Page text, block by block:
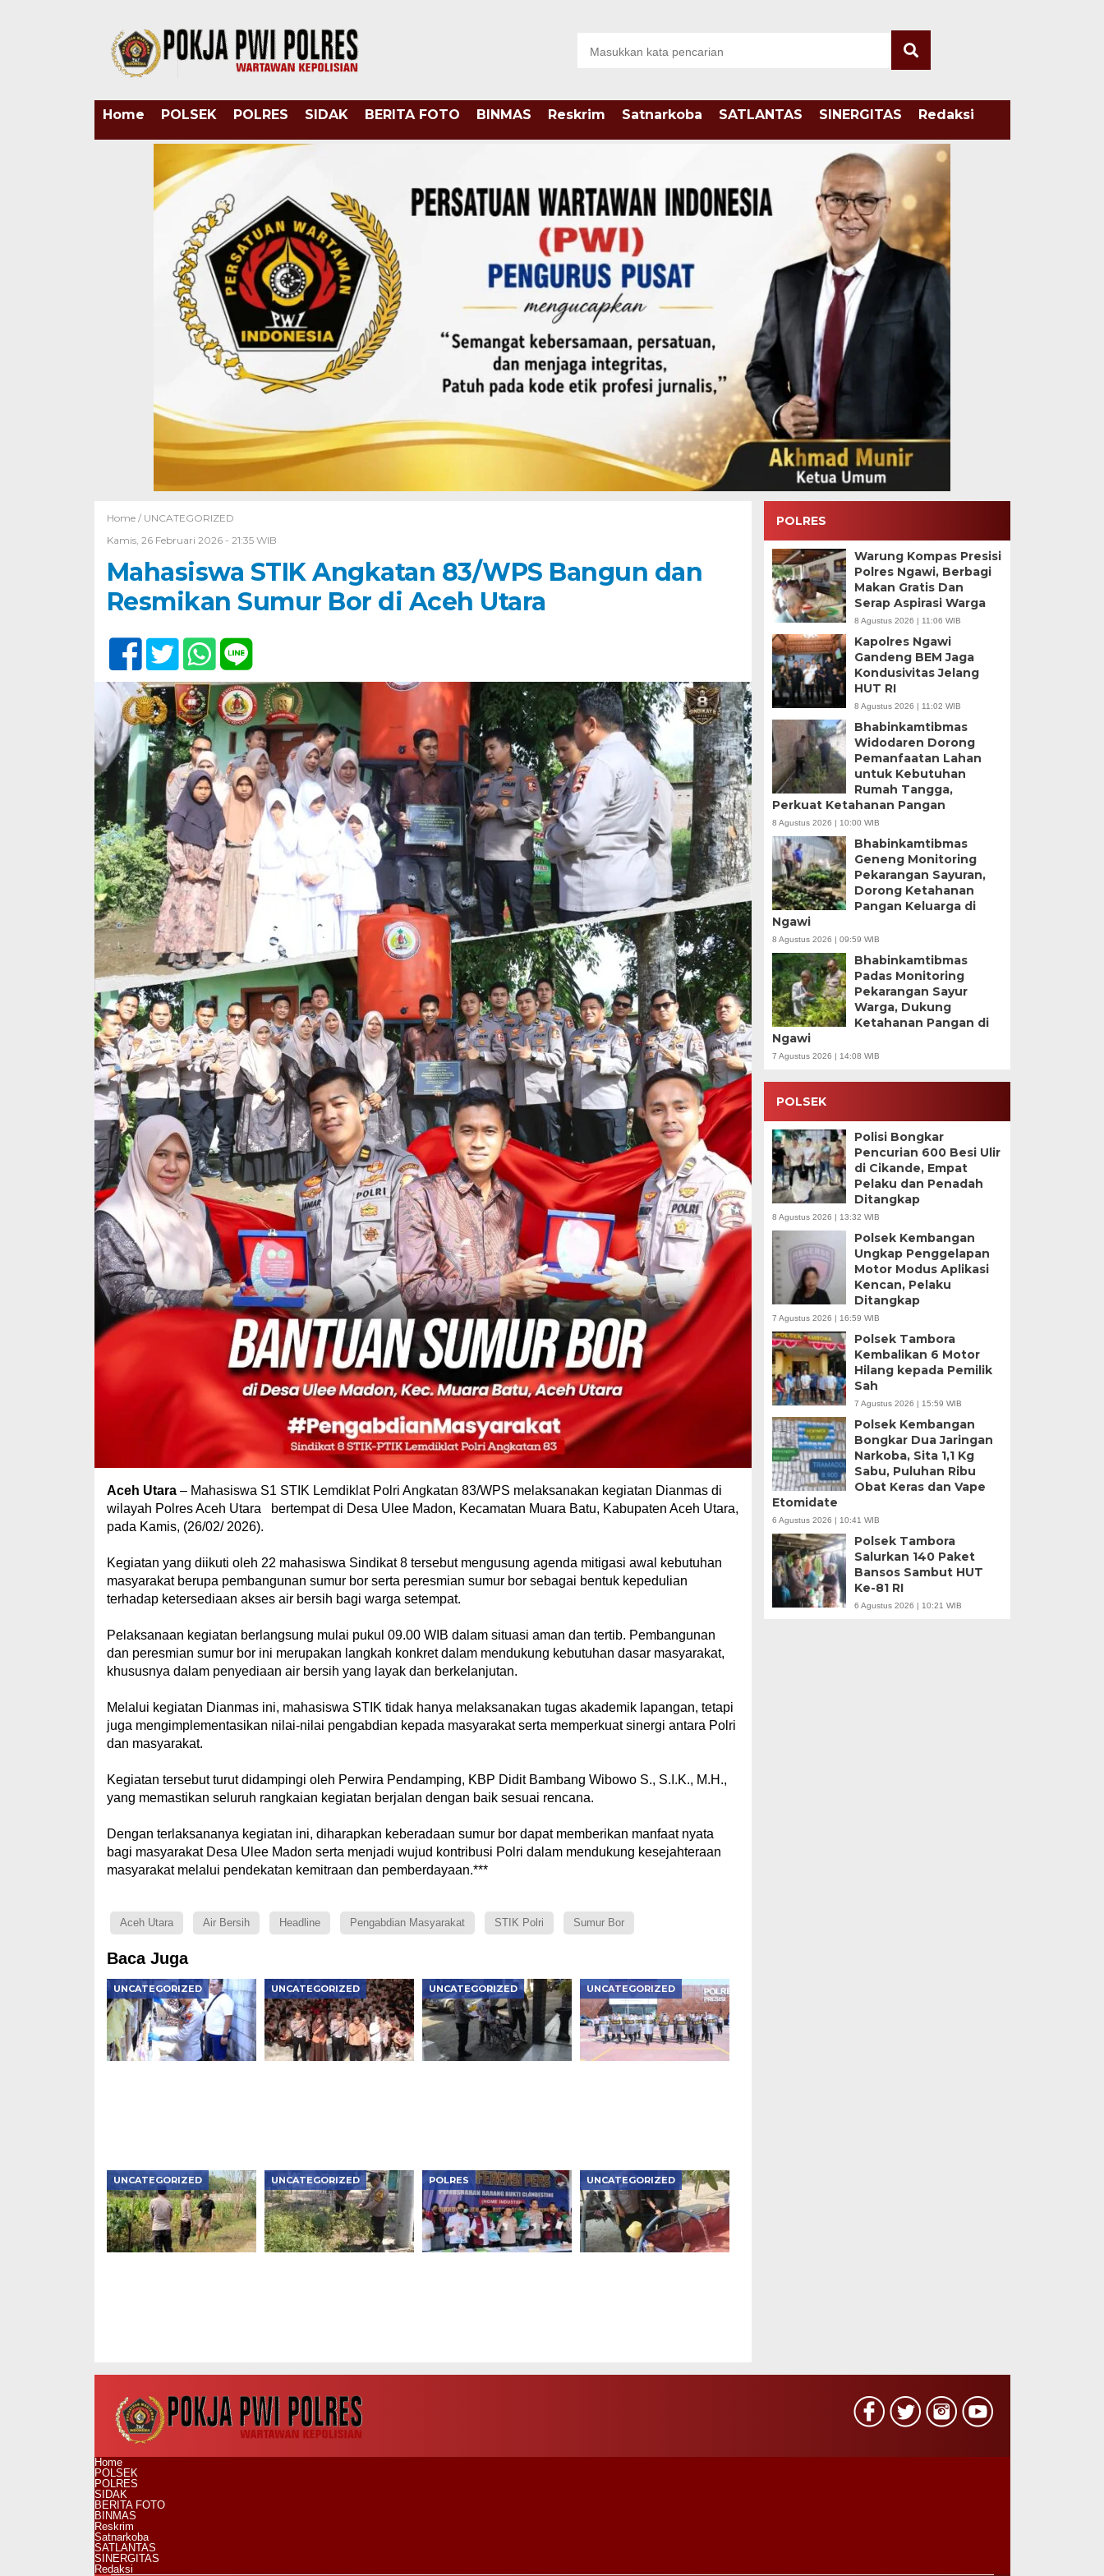
Home POLSEK POLRES SIDAK BERITA FOTO BINMAS Reskrim Satnarkoba SATLANTAS SINERGITAS Redaksi
Home / UNCATEGORIZED
Kamis, 26 Februari 2026 - 21:35 WIB
Mahasiswa STIK Angkatan 83/WPS Bangun dan
Resmikan Sumur Bor di Aceh Utara
Aceh Utara– Mahasiswa S1 STIK Lemdiklat Polri Angkatan 83/WPS melaksanakan kegiatan Dianmas di
wilayah Polres Aceh Utara bertempat di Desa Ulee Madon, Kecamatan Muara Batu, Kabupaten Aceh Utara,
pada Kamis, (26/02/ 2026).
Kegiatan yang diikuti oleh 22 mahasiswa Sindikat 8 tersebut mengusung agenda mitigasi awal kebutuhan
masyarakat berupa pembangunan sumur bor serta peresmian sumur bor sebagai bentuk kepedulian
terhadap ketersediaan akses air bersih bagi warga setempat.
Pelaksanaan kegiatan berlangsung mulai pukul 09.00 WIB dalam situasi aman dan tertib. Pembangunan
dan peresmian sumur bor ini merupakan langkah konkret dalam mendukung kebutuhan dasar masyarakat,
khususnya dalam penyediaan air bersih yang layak dan berkelanjutan.
Melalui kegiatan Dianmas ini, mahasiswa STIK tidak hanya melaksanakan tugas akademik lapangan, tetapi
juga mengimplementasikan nilai-nilai pengabdian kepada masyarakat serta memperkuat sinergi antara Polri
dan masyarakat.
Kegiatan tersebut turut didampingi oleh Perwira Pendamping, KBP Didit Bambang Wibowo S., S.I.K., M.H.,
yang memastikan seluruh rangkaian kegiatan berjalan dengan baik sesuai rencana.
Dengan terlaksananya kegiatan ini, diharapkan keberadaan sumur bor dapat memberikan manfaat nyata
bagi masyarakat Desa Ulee Madon serta menjadi wujud kontribusi Polri dalam mendukung kesejahteraan
masyarakat melalui pendekatan kemitraan dan pemberdayaan.***
Aceh Utara Air Bersih Headline Pengabdian Masyarakat STIK Polri Sumur Bor
Baca Juga
UNCATEGORIZED UNCATEGORIZED UNCATEGORIZED UNCATEGORIZED
UNCATEGORIZED UNCATEGORIZED POLRES UNCATEGORIZED
POLRES
Warung Kompas Presisi
Polres Ngawi, Berbagi
Makan Gratis Dan
Serap Aspirasi Warga
8 Agustus 2026 | 11:06 WIB
Kapolres Ngawi
Gandeng BEM Jaga
Kondusivitas Jelang
HUT RI
8 Agustus 2026 | 11:02 WIB
Bhabinkamtibmas
Widodaren Dorong
Pemanfaatan Lahan
untuk Kebutuhan
Rumah Tangga,
Perkuat Ketahanan Pangan
8 Agustus 2026 | 10:00 WIB
Bhabinkamtibmas
Geneng Monitoring
Pekarangan Sayuran,
Dorong Ketahanan
Pangan Keluarga di
Ngawi
8 Agustus 2026 | 09:59 WIB
Bhabinkamtibmas
Padas Monitoring
Pekarangan Sayur
Warga, Dukung
Ketahanan Pangan di
Ngawi
7 Agustus 2026 | 14:08 WIB
POLSEK
Polisi Bongkar
Pencurian 600 Besi Ulir
di Cikande, Empat
Pelaku dan Penadah
Ditangkap
8 Agustus 2026 | 13:32 WIB
Polsek Kembangan
Ungkap Penggelapan
Motor Modus Aplikasi
Kencan, Pelaku
Ditangkap
7 Agustus 2026 | 16:59 WIB
Polsek Tambora
Kembalikan 6 Motor
Hilang kepada Pemilik
Sah
7 Agustus 2026 | 15:59 WIB
Polsek Kembangan
Bongkar Dua Jaringan
Narkoba, Sita 1,1 Kg
Sabu, Puluhan Ribu
Obat Keras dan Vape
Etomidate
6 Agustus 2026 | 10:41 WIB
Polsek Tambora
Salurkan 140 Paket
Bansos Sambut HUT
Ke-81 RI
6 Agustus 2026 | 10:21 WIB
Home
POLSEK
POLRES
SIDAK
BERITA FOTO
BINMAS
Reskrim
Satnarkoba
SATLANTAS
SINERGITAS
Redaksi